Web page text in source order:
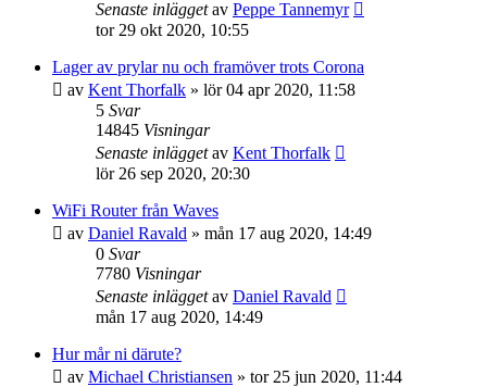
Senaste inläggetav Peppe Tannemyr
tor 29 okt 2020, 10:55
Lager av prylar nu och framöver trots Corona
av Kent Thorfalk » lör 04 apr 2020, 11:58
5 Svar
14845 Visningar
Senaste inläggetav Kent Thorfalk
lör 26 sep 2020, 20:30
WiFi Router från Waves
av Daniel Ravald » mån 17 aug 2020, 14:49
0 Svar
7780 Visningar
Senaste inläggetav Daniel Ravald
mån 17 aug 2020, 14:49
Hur mår ni därute?
av Michael Christiansen » tor 25 jun 2020, 11:44